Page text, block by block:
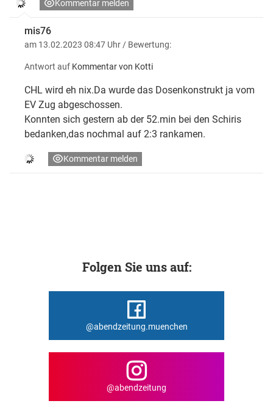
Kommentar melden
mis76
am 13.02.2023 08:47 Uhr / Bewertung:
Antwort auf Kommentar von Kotti
CHL wird eh nix.Da wurde das Dosenkonstrukt ja vom
EV Zug abgeschossen.
Konnten sich gestern ab der 52.min bei den Schiris
bedanken,das nochmal auf 2:3 rankamen.
Kommentar melden
Folgen Sie uns auf:
@abendzeitung.muenchen
@abendzeitung